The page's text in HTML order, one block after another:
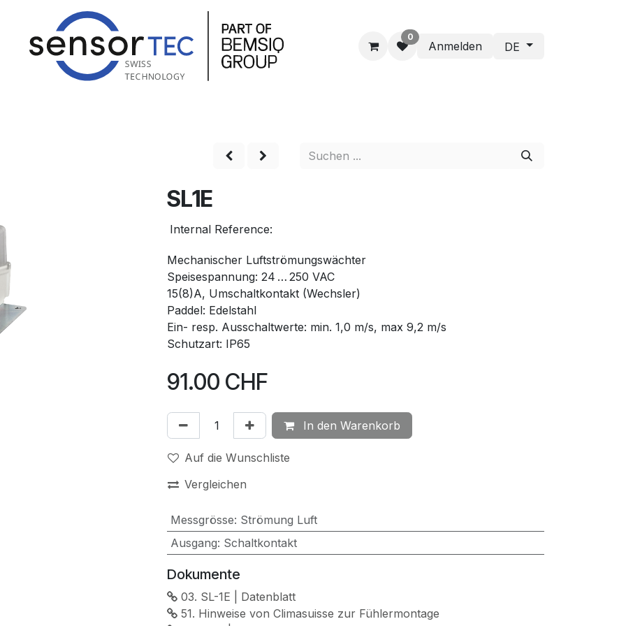
0
Anmelden DE
SL1E
Internal Reference:
Mechanischer Luftströmungswächter
Speisespannung: 24 … 250 VAC
15(8)A, Umschaltkontakt (Wechsler)
Paddel: Edelstahl
Ein- resp. Ausschaltwerte: min. 1,0 m/s, max 9,2 m/s
Schutzart: IP65
91.00 CHF
In den Warenkorb
Auf die Wunschliste
Vergleichen
Messgrösse: Strömung Luft
Ausgang: Schaltkontakt
Dokumente
03. SL-1E | Datenblatt
51. Hinweise von Climasuisse zur Fühlermontage